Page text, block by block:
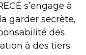
s’engage à
garder secrète,
des
à des tiers.